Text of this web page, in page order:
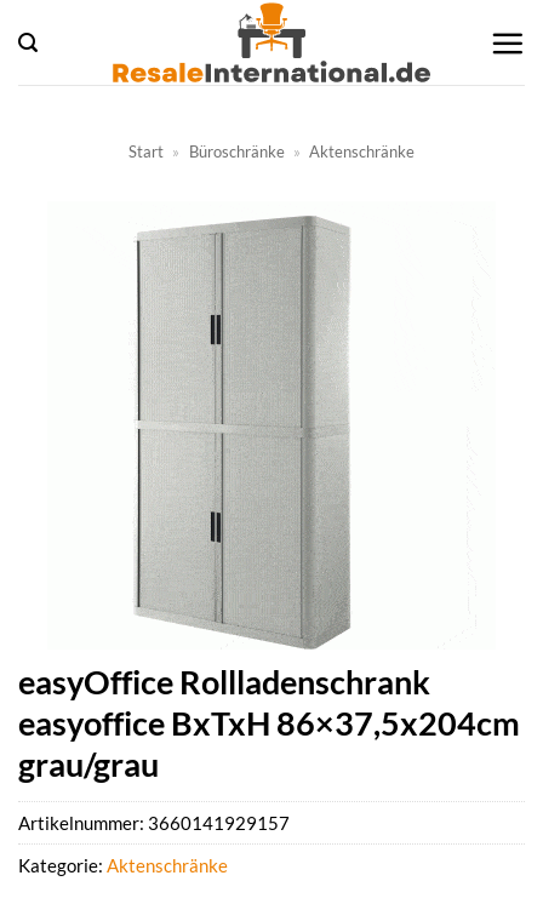
Inhalt
springen
Start » Büroschränke » Aktenschränke
easyOffice Rollladenschrank
easyoffice BxTxH 86×37,5x204cm
grau/grau
Artikelnummer: 3660141929157
Kategorie: Aktenschränke